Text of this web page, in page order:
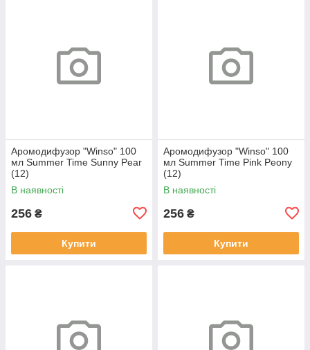
Аромодифузор "Winso" 100
мл Summer Time Sunny Pear
(12)
В наявності
256 ₴
Купити
Аромодифузор "Winso" 100
мл Summer Time Pink Peony
(12)
В наявності
256 ₴
Купити